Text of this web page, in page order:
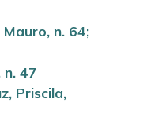
Mauro, n. 64;
n. 47
Priscila,